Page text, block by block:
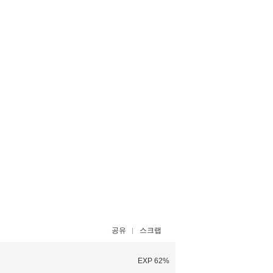
공유 스크랩
EXP 62%